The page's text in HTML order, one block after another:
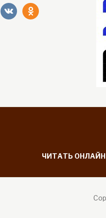
vkontakteodnoklassniki
ЧИТАТЬ ОНЛАЙН